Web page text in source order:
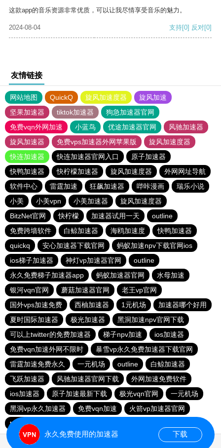
这款app的音乐资源非常优质，可以让我尽情享受音乐的魅力。
2024-08-04 支持[0] 反对[0]
友情链接
网站地图 QuickQ 旋风加速度器
旋风加速
坚果加速器
tiktok加速器
狗急加速器官网
免费vqn外网加速
小蓝鸟 优途加速器官网
风驰加速器
旋风加速器
免费vps加速器外网苹果版
旋风加速度器
快连加速器
快连加速器官网入口
原子加速器
快鸭加速器
快柠檬加速器 旋风加速度器
外网网址导航
软件中心
雷霆加速 狂飙加速器 哔咔漫画
瑞乐小说
小美
小美vpn 小美加速器
旋风加速度器
BitzNet官网
快柠檬 加速器试用一天
outline
免费跨墙软件
白鲸加速器 海鸥加速度
快鸭加速器
quickq
安心加速器下载官网
蚂蚁加速npv下载官网ios
ios梯子加速器
神灯vp加速器官网
outline
永久免费梯子加速器app
蚂蚁加速器官网
水母加速
银河vqn官网
蘑菇加速器官网
老王vp官网
国外vps加速免费
西柚加速器 1元机场
加速器哪个好用
夏时国际加速器
极光加速器
黑洞加速npv官网下载
可以上twitter的免费加速器
梯子npv加速
ios加速器
免费vqn加速外网不限时
暴雪vp永久免费加速器下载官网
雷霆加速免费永久
一元机场 outline
白鲸加速器
飞跃加速器
风驰加速器官网下载
外网加速免费软件
ios加速器
原子加速最新下载 极光vqn官网
一元机场
黑洞vp永久加速器
免费vqn加速
火箭vp加速器官网
twitter加速器
永久免费使用的加速器 下载